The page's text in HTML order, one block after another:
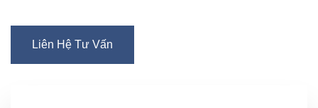
Liên Hệ Tư Vấn